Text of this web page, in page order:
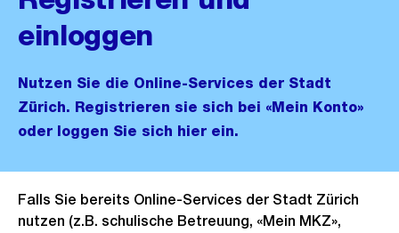
einloggen
Nutzen Sie die Online-Services der Stadt
Zürich. Registrieren sie sich bei «Mein Konto»
oder loggen Sie sich hier ein.
Falls Sie bereits Online-Services der Stadt Zürich
nutzen (z.B. schulische Betreuung, «Mein MKZ»,